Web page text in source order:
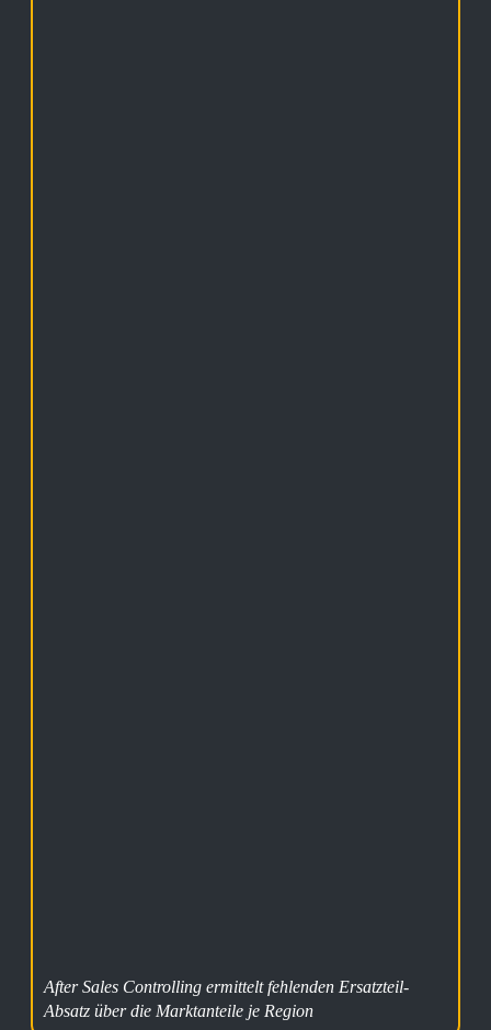
After Sales Controlling ermittelt fehlenden Ersatzteil-
Absatz über die Marktanteile je Region